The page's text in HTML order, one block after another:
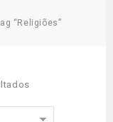
“Religiões”